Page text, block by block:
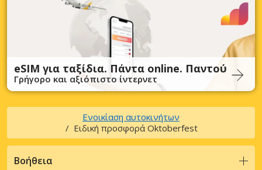
eSIM για ταξίδια. Πάντα online. Παντού
Γρήγορο και αξιόπιστο ίντερνετ
Ενοικίαση αυτοκινήτων
Ειδική προσφορά Oktoberfest
Βοήθεια